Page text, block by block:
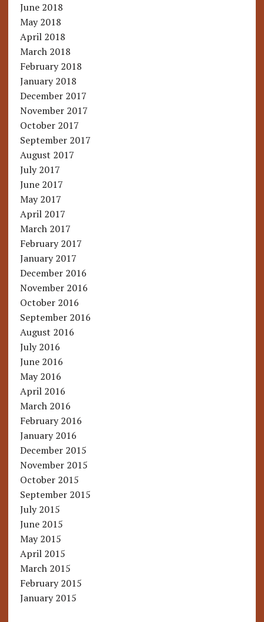
June 2018
May 2018
April 2018
March 2018
February 2018
January 2018
December 2017
November 2017
October 2017
September 2017
August 2017
July 2017
June 2017
May 2017
April 2017
March 2017
February 2017
January 2017
December 2016
November 2016
October 2016
September 2016
August 2016
July 2016
June 2016
May 2016
April 2016
March 2016
February 2016
January 2016
December 2015
November 2015
October 2015
September 2015
July 2015
June 2015
May 2015
April 2015
March 2015
February 2015
January 2015